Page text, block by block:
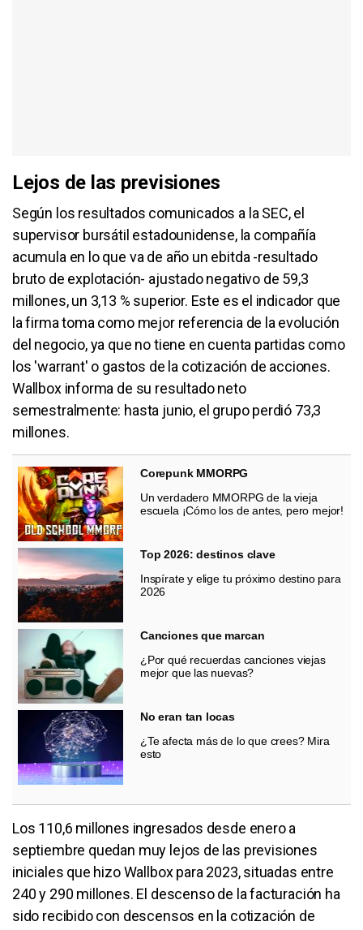
Lejos de las previsiones
Según los resultados comunicados a la SEC, el
supervisor bursátil estadounidense, la compañía
acumula en lo que va de año un ebitda -resultado
bruto de explotación- ajustado negativo de 59,3
millones, un 3,13 % superior. Este es el indicador que
la firma toma como mejor referencia de la evolución
del negocio, ya que no tiene en cuenta partidas como
los 'warrant' o gastos de la cotización de acciones.
Wallbox informa de su resultado neto
semestralmente: hasta junio, el grupo perdió 73,3
millones.
Corepunk MMORPG
Un verdadero MMORPG de la vieja
escuela ¡Cómo los de antes, pero mejor!
Top 2026: destinos clave
Inspírate y elige tu próximo destino para
2026
Canciones que marcan
¿Por qué recuerdas canciones viejas
mejor que las nuevas?
No eran tan locas
¿Te afecta más de lo que crees? Mira
esto
Los 110,6 millones ingresados desde enero a
septiembre quedan muy lejos de las previsiones
iniciales que hizo Wallbox para 2023, situadas entre
240 y 290 millones. El descenso de la facturación ha
sido recibido con descensos en la cotización de